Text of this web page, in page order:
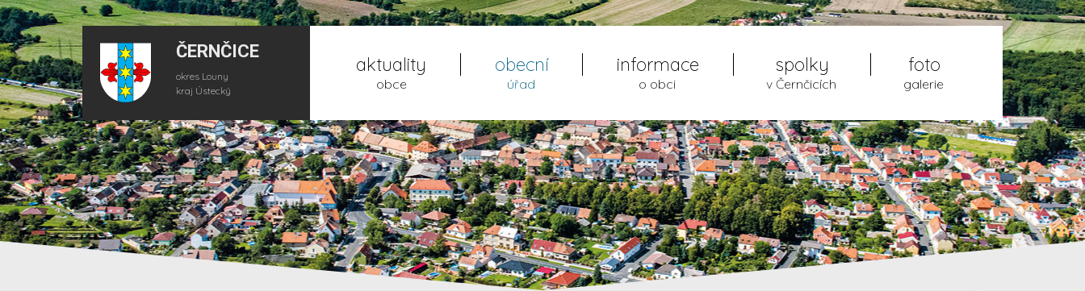
ČERNČICE
okres Louny
kraj Ústecký
aktuality
obce
obecní
úřad
informace
o obci
spolky
v Černčicích
foto
galerie